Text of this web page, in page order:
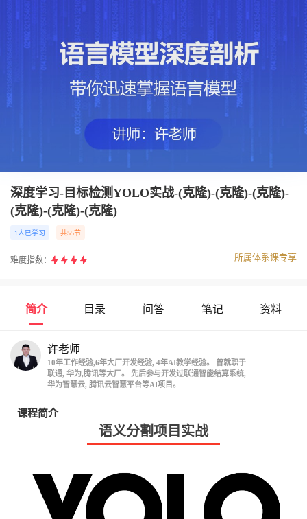
深度学习-目标检测YOLO实战-(克隆)-(克隆)-(克隆)-
(克隆)-(克隆)-(克隆)
1人已学习 共55节
难度指数： 所属体系课专享
简介 目录 问答 笔记 资料
许老师
10年工作经验,6年大厂开发经验, 4年AI教学经验。 曾就职于
联通, 华为,腾讯等大厂。 先后参与开发过联通智能结算系统,
华为智慧云, 腾讯云智慧平台等AI项目。
课程简介
语义分割项目实战